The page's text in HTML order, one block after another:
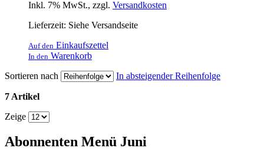
Inkl. 7% MwSt., zzgl. Versandkosten
Lieferzeit: Siehe Versandseite
Auf den Einkaufszettel
In den Warenkorb
Sortieren nach
In absteigender Reihenfolge
7 Artikel
Zeige
Abonnenten Menü Juni